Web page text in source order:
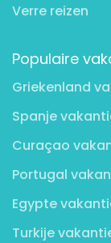
Verre reizen
Populaire
Griekenland
Spanje
Curaçao
Portugal
Egypte
Turkije